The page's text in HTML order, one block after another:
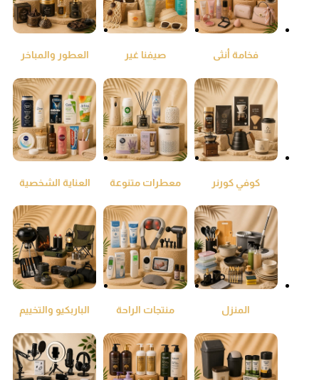
فخامة أنثى صيفنا غير
العطور والمباخر
كوفي كورنر
معطرات متنوعة
العناية الشخصية
المنزل
منتجات الراحة
الباربكيو والتخييم